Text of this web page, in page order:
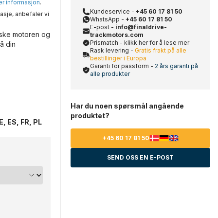
informasjon.
anbefaler vi
motoren og
din
ES, FR, PL
Kundeservice - +45 60 17 81 50
WhatsApp - +45 60 17 81 50
E-post - info@finaldrive-
trackmotors.com
Prismatch - klikk her for å lese mer
Rask levering - Gratis frakt på alle
bestillinger i Europa
Garanti for passform - 2 års garanti på
alle produkter
Har du noen spørsmål angående
produktet?
+45 60 17 81 50
SEND OSS EN E-POST